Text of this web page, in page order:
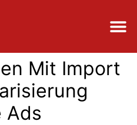
Mit Import
Ads